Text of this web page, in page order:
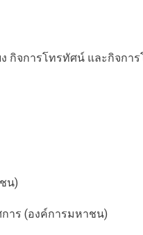
กิจการโทรทัศน์ และกิจก
น)
าร (องค์การมหาชน)